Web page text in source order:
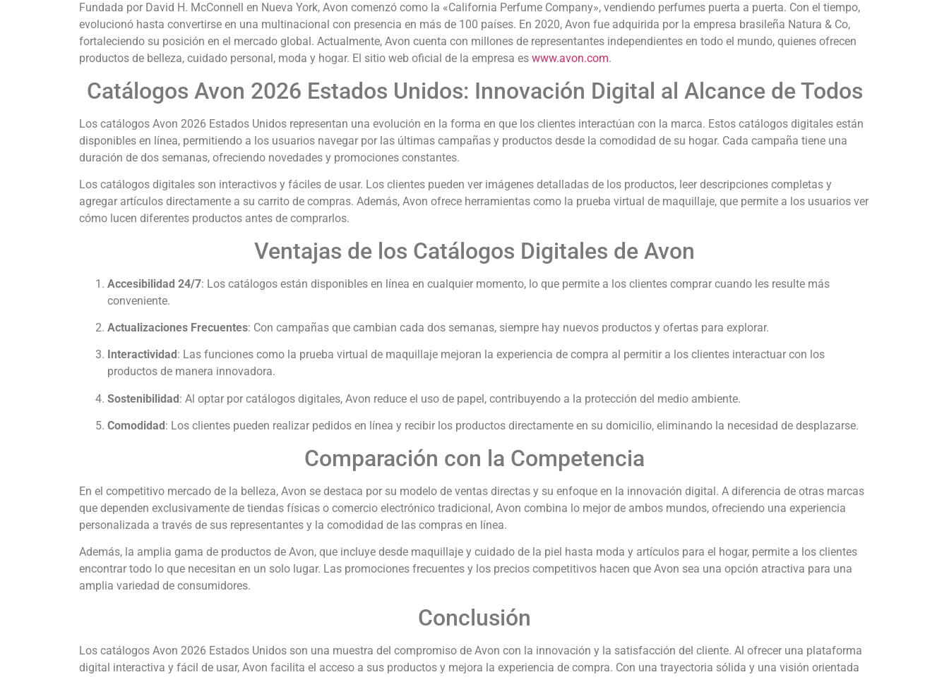
Fundada por David H. McConnell en Nueva York, Avon comenzó como la «California Perfume Company», vendiendo perfumes puerta a puerta. Con el tiempo,
evolucionó hasta convertirse en una multinacional con presencia en más de 100 países. En 2020, Avon fue adquirida por la empresa brasileña Natura & Co,
fortaleciendo su posición en el mercado global. Actualmente, Avon cuenta con millones de representantes independientes en todo el mundo, quienes ofrecen
productos de belleza, cuidado personal, moda y hogar. El sitio web oficial de la empresa es www.avon.com.
Catálogos Avon 2026 Estados Unidos: Innovación Digital al Alcance de Todos
Los catálogos Avon 2026 Estados Unidos representan una evolución en la forma en que los clientes interactúan con la marca. Estos catálogos digitales están
disponibles en línea, permitiendo a los usuarios navegar por las últimas campañas y productos desde la comodidad de su hogar. Cada campaña tiene una
duración de dos semanas, ofreciendo novedades y promociones constantes.
Los catálogos digitales son interactivos y fáciles de usar. Los clientes pueden ver imágenes detalladas de los productos, leer descripciones completas y
agregar artículos directamente a su carrito de compras. Además, Avon ofrece herramientas como la prueba virtual de maquillaje, que permite a los usuarios ver
cómo lucen diferentes productos antes de comprarlos.
Ventajas de los Catálogos Digitales de Avon
Accesibilidad 24/7: Los catálogos están disponibles en línea en cualquier momento, lo que permite a los clientes comprar cuando les resulte más
conveniente.
Actualizaciones Frecuentes: Con campañas que cambian cada dos semanas, siempre hay nuevos productos y ofertas para explorar.
Interactividad : Las funciones como la prueba virtual de maquillaje mejoran la experiencia de compra al permitir a los clientes interactuar con los
productos de manera innovadora.
Sostenibilidad: Al optar por catálogos digitales, Avon reduce el uso de papel, contribuyendo a la protección del medio ambiente.
Comodidad: Los clientes pueden realizar pedidos en línea y recibir los productos directamente en su domicilio, eliminando la necesidad de desplazarse.
Comparación con la Competencia
En el competitivo mercado de la belleza, Avon se destaca por su modelo de ventas directas y su enfoque en la innovación digital. A diferencia de otras marcas
que dependen exclusivamente de tiendas físicas o comercio electrónico tradicional, Avon combina lo mejor de ambos mundos, ofreciendo una experiencia
personalizada a través de sus representantes y la comodidad de las compras en línea.
Además, la amplia gama de productos de Avon, que incluye desde maquillaje y cuidado de la piel hasta moda y artículos para el hogar, permite a los clientes
encontrar todo lo que necesitan en un solo lugar. Las promociones frecuentes y los precios competitivos hacen que Avon sea una opción atractiva para una
amplia variedad de consumidores.
Conclusión
Los catálogos Avon 2026 Estados Unidos son una muestra del compromiso de Avon con la innovación y la satisfacción del cliente. Al ofrecer una plataforma
digital interactiva y fácil de usar, Avon facilita el acceso a sus productos y mejora la experiencia de compra. Con una trayectoria sólida y una visión orientada